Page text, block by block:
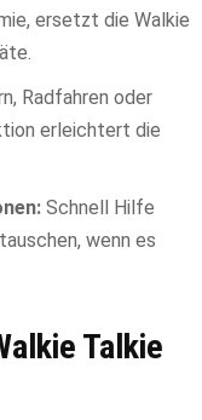
ersetzt die Walkie
Radfahren oder
erleichtert die
Schnell Hilfe
wenn es
Talkie